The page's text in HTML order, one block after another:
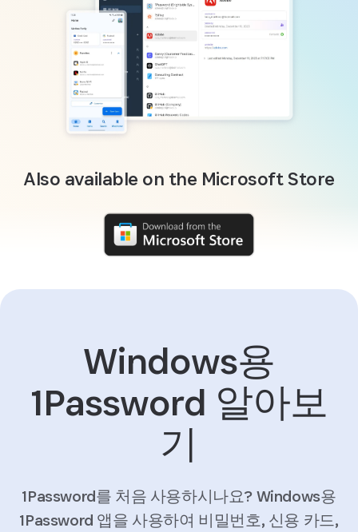
Also available on the Microsoft Store
Windows용
1Password 알아보
기
1Password를 처음 사용하시나요? Windows용
1Password 앱을 사용하여 비밀번호, 신용 카드,